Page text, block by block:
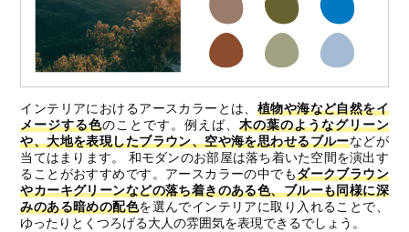
インテリアにおけるアースカラーとは、 植物や海など自然をイ
メージする色のことです。例えば、 木の葉のようなグリーン
や、大地を表現したブラウン、空や海を思わせるブルーなどが
当てはまります。 和モダンのお部屋は落ち着いた空間を演出す
ることがおすすめです。アースカラーの中でもダークブラウン
やカーキグリーンなどの落ち着きのある色、ブルーも同様に深
みのある暗めの配色を選んでインテリアに取り入れることで、
ゆったりとくつろげる大人の雰囲気を表現できるでしょう。